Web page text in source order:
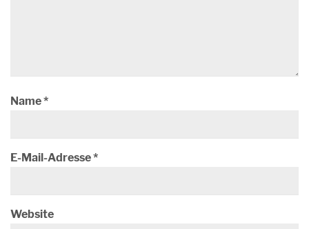
Name*
E-Mail-Adresse*
Website